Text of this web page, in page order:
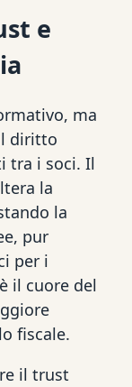
e
ma
diritto
tra i soci. Il
la
la
pur
per i
il cuore del
fiscale.
il trust